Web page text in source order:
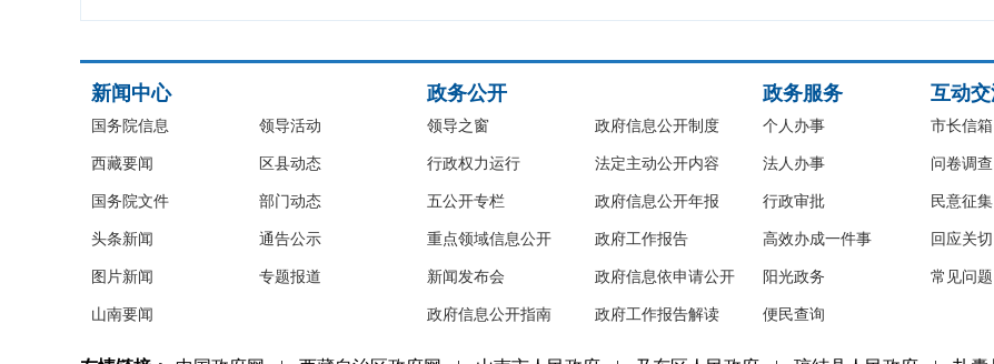
新闻中心
国务院信息
西藏要闻
国务院文件
头条新闻
图片新闻
山南要闻
领导活动
区县动态
部门动态
通告公示
专题报道
政务公开
领导之窗
行政权力运行
五公开专栏
重点领域信息公开
新闻发布会
政府信息公开指南
政府信息公开制度
法定主动公开内容
政府信息公开年报
政府工作报告
政府信息依申请公开
政府工作报告解读
政务服务
个人办事
法人办事
行政审批
高效办成一件事
阳光政务
便民查询
互动
市长信箱
问卷调查
民意征集
回应关切
常见问题